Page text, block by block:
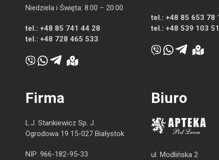
Niedziela i Święta: 8:00 – 20:00
tel.: +48 85 741 44 28
tel.: +48 728 465 533
tel.: +48 85 653 78
tel.: +48 539 103
Firma
L.J. Stankiewicz Sp. J.
Ogrodowa 19 15-027 Białystok
NIP: 966-182-95-33
Biuro
ul. Modlińska 2